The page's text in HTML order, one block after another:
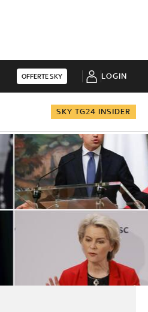
OFFERTE SKY LOGIN
SKY TG24 INSIDER